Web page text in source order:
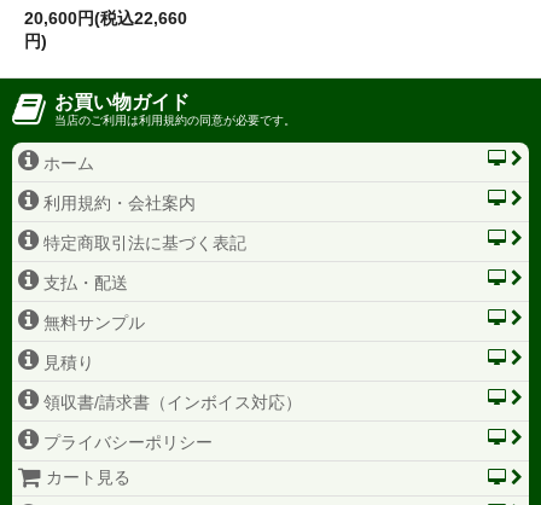
20,600円(税込22,660
円)
お買い物ガイド
当店のご利用は利用規約の同意が必要です。
ホーム
利用規約・会社案内
特定商取引法に基づく表記
支払・配送
無料サンプル
見積り
領収書/請求書（インボイス対応）
プライバシーポリシー
カート見る